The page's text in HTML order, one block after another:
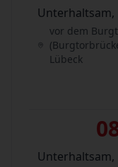
vor dem
Lübeck